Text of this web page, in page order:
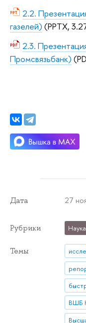
2.2.
газелей) (PPTX,
2.3.
Промсвязьбанк)
Дата 27
Рубрики Наука
Темы
ВШБ